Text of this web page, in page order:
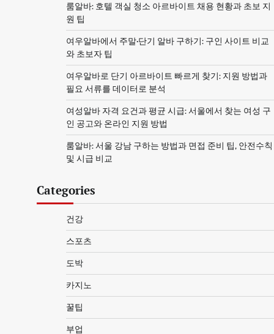
룸알바: 호텔 객실 청소 아르바이트 채용 현황과 초보 지
원 팁
여우알바에서 주말·단기 알바 구하기: 구인 사이트 비교
와 초보자 팁
여우알바로 단기 아르바이트 빠르게 찾기: 지원 방법과
필요 서류를 데이터로 분석
여성알바 자격 요건과 평균 시급: 서울에서 찾는 여성 구
인 공고와 온라인 지원 방법
룸알바: 서울 강남 구하는 방법과 면접 준비 팁, 안전수칙
및 시급 비교
Categories
건강
스포츠
도박
카지노
꿀팁
부업